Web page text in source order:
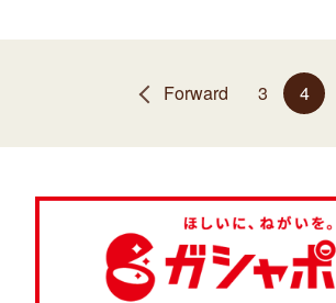
Forward 3 4